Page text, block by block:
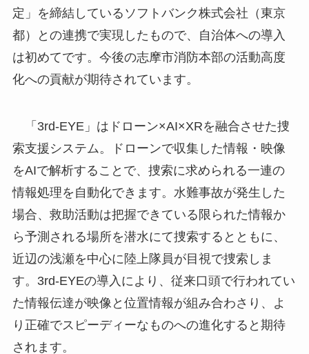
定」を締結しているソフトバンク株式会社（東京
都）との連携で実現したもので、自治体への導入
は初めてです。今後の志摩市消防本部の活動高度
化への貢献が期待されています。
「3rd-EYE」はドローン×AI×XRを融合させた捜
索支援システム。ドローンで収集した情報・映像
をAIで解析することで、捜索に求められる一連の
情報処理を自動化できます。水難事故が発生した
場合、救助活動は把握できている限られた情報か
ら予測される場所を潜水にて捜索するとともに、
近辺の浅瀬を中心に陸上隊員が目視で捜索しま
す。3rd-EYEの導入により、従来口頭で行われてい
た情報伝達が映像と位置情報が組み合わさり、よ
り正確でスピーディーなものへの進化すると期待
されます。